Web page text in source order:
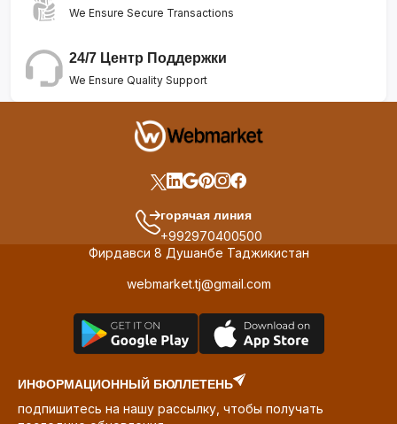
We Ensure Secure Transactions
24/7 Центр Поддержки
We Ensure Quality Support
горячая линия
+992970400500
Фирдавси 8 Душанбе Таджикистан
webmarket.tj@gmail.com
ИНФОРМАЦИОННЫЙ БЮЛЛЕТЕНЬ
подпишитесь на нашу рассылку, чтобы получать